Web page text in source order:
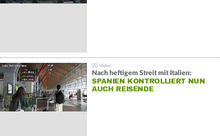
Nach heftigem Streit mit Italien:
SPANIEN KONTROLLIERT NUN
AUCH REISENDE